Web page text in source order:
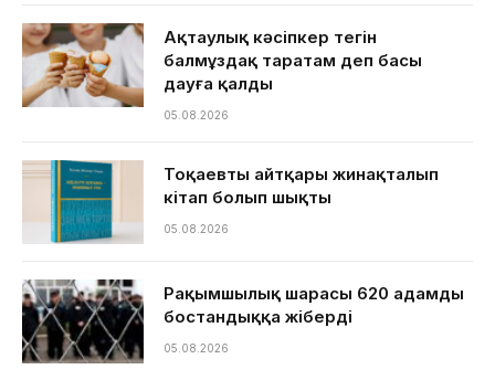
Ақтаулық кәсіпкер тегін
балмұздақ таратам деп басы
дауға қалды
05.08.2026
Тоқаевтың айтқары жинақталып
кітап болып шықты
05.08.2026
Рақымшылық шарасы 620 адамды
бостандыққа жіберді
05.08.2026